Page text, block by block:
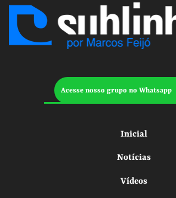
Acesse nosso grupo no Whatsapp
Inicial
Notícias
Vídeos